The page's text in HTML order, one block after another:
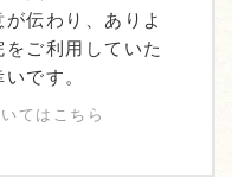
伝わり、ありよ
をご利用していた
です。
てはこちら